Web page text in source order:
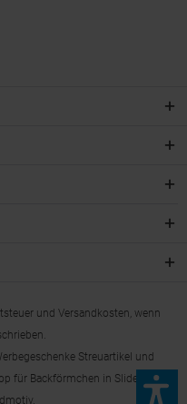
und Versandkosten, wenn
Streuartikel und
für Backförmchen in Slide-Box -